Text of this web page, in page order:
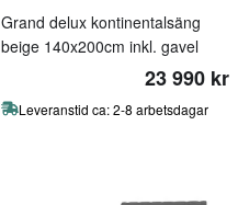
Grand delux kontinentalsäng
beige 140x200cm inkl. gavel
23 990 kr
Leveranstid ca: 2-8 arbetsdagar